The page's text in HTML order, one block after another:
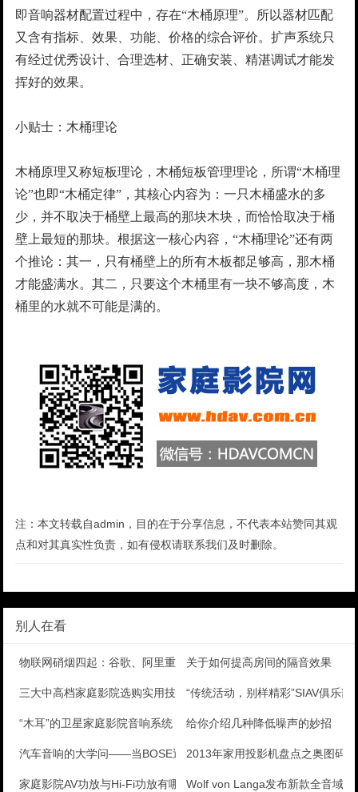
即音响器材配置过程中，存在“木桶原理”。所以器材匹配
又含有指标、效果、功能、价格的综合评价。扩声系统只
有经过优秀设计、合理选材、正确安装、精湛调试才能发
挥好的效果。
小贴士：木桶理论
木桶原理又称短板理论，木桶短板管理理论，所谓“木桶理
论”也即“木桶定律”，其核心内容为：一只木桶盛水的多
少，并不取决于桶壁上最高的那块木块，而恰恰取决于桶
壁上最短的那块。根据这一核心内容，“木桶理论”还有两
个推论：其一，只有桶壁上的所有木板都足够高，那木桶
才能盛满水。其二，只要这个木桶里有一块不够高度，木
桶里的水就不可能是满的。
注：本文转载自admin，目的在于分享信息，不代表本站赞同其观
点和对其真实性负责，如有侵权请联系我们及时删除。
别人在看
物联网硝烟四起：谷歌、阿里重磅来袭关于如何提高房间的隔音效果
三大中高档家庭影院选购实用技巧分享“传统活动，别样精彩”SIAV俱乐
“木耳”的卫星家庭影院音响系统 给你介绍几种降低噪声的妙招
汽车音响的大学问——当BOSE遇上奥迪和英菲尼迪
2013年家用投影机盘点之奥图码
家庭影院AV功放与Hi-Fi功放有哪些不同Wolf von Langa发布新款全音域喇